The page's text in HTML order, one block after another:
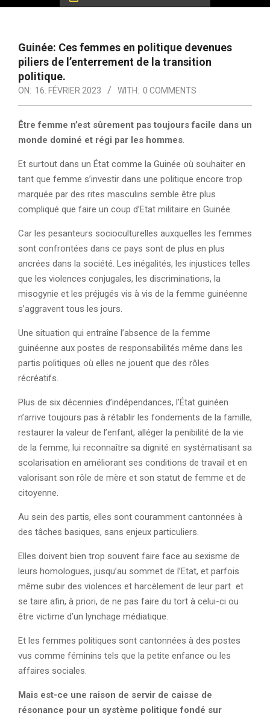
Guinée: Ces femmes en politique devenues
piliers de l’enterrement de la transition
politique.
ON: 16. FÉVRIER 2023 WITH: 0 COMMENTS
Être femme n’est sûrement pas toujours facile dans un
monde dominé et régi par les hommes.
Et surtout dans un État comme la Guinée où souhaiter en
tant que femme s’investir dans une politique encore trop
marquée par des rites masculins semble être plus
compliqué que faire un coup d’Etat militaire en Guinée.
Car les pesanteurs socioculturelles auxquelles les femmes
sont confrontées dans ce pays sont de plus en plus
ancrées dans la société. Les inégalités, les injustices telles
que les violences conjugales, les discriminations, la
misogynie et les préjugés vis à vis de la femme guinéenne
s’aggravent tous les jours.
Une situation qui entraîne l’absence de la femme
guinéenne aux postes de responsabilités même dans les
partis politiques où elles ne jouent que des rôles
récréatifs.
Plus de six décennies d’indépendances, l’État guinéen
n’arrive toujours pas à rétablir les fondements de la famille,
restaurer la valeur de l’enfant, alléger la penibilité de la vie
de la femme, lui reconnaître sa dignité en systématisant sa
scolarisation en améliorant ses conditions de travail et en
valorisant son rôle de mère et son statut de femme et de
citoyenne.
Au sein des partis, elles sont couramment cantonnées à
des tâches basiques, sans enjeux particuliers.
Elles doivent bien trop souvent faire face au sexisme de
leurs homologues, jusqu’au sommet de l’Etat, et parfois
même subir des violences et harcèlement de leur part et
se taire afin, à priori, de ne pas faire du tort à celui-ci ou
être victime d’un lynchage médiatique.
Et les femmes politiques sont cantonnées à des postes
vus comme féminins tels que la petite enfance ou les
affaires sociales.
Mais est-ce une raison de servir de caisse de
résonance pour un système politique fondé sur